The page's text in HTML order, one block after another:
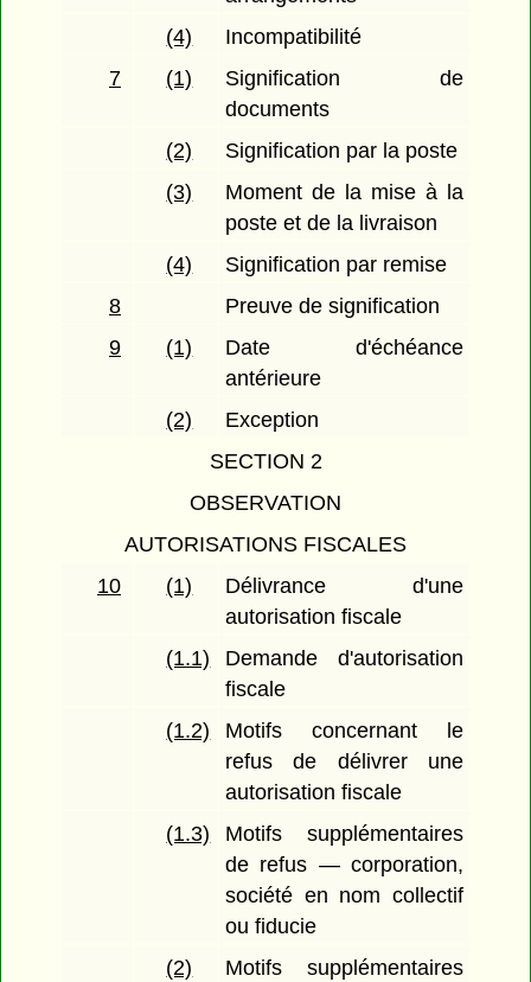
(4)
Incompatibilité
7
(1)
Signification de
documents
(2)
Signification par la poste
(3)
Moment de la mise à la
poste et de la livraison
(4)
Signification par remise
8
Preuve de signification
9
(1)
Date d'échéance
antérieure
(2)
Exception
SECTION 2
OBSERVATION
AUTORISATIONS FISCALES
10
(1)
Délivrance d'une
autorisation fiscale
(1.1)
Demande d'autorisation
fiscale
(1.2)
Motifs concernant le
refus de délivrer une
autorisation fiscale
(1.3)
Motifs supplémentaires
de refus — corporation,
société en nom collectif
ou fiducie
(2)
Motifs supplémentaires